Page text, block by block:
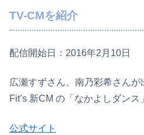
TV-CMを紹介
配信開始日：2016年2月10日
広瀬すずさん、南乃彩希さん
Fit’s 新CM の「なかよしダンス
公式サイト